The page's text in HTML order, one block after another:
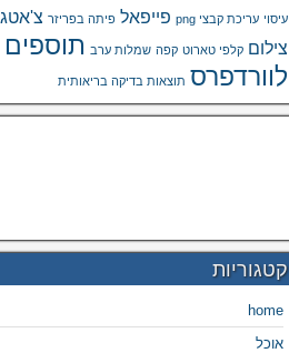
עיסוי עריכת קבצי png פייפאל פיתה בפריזר
צילום קלפי טארוט קפה שמלות ערב תוספים
לוורדפרס תוצאות בדיקה בריאותית
קטגוריות
home
אוכל